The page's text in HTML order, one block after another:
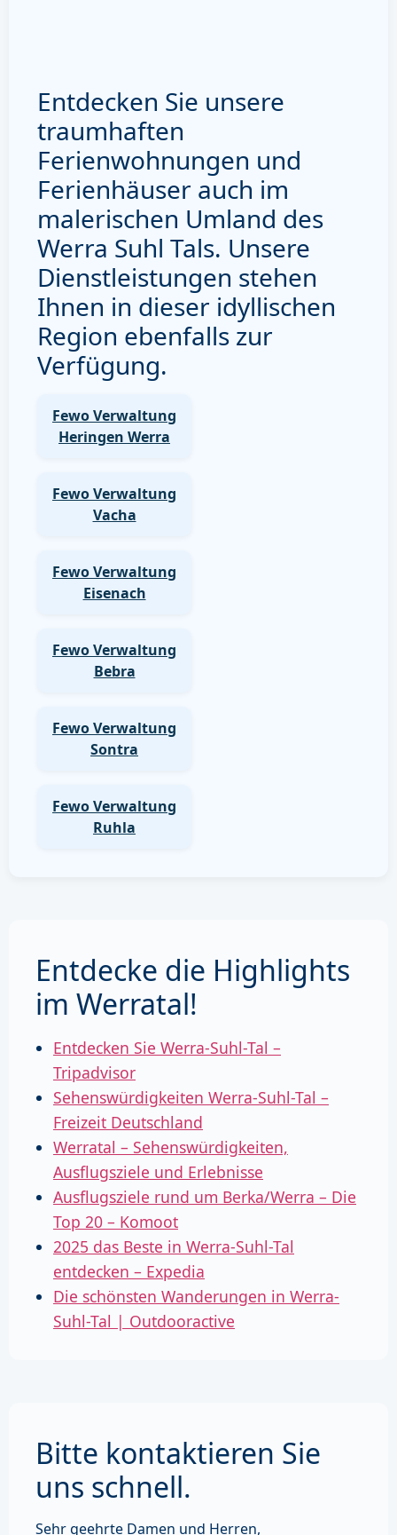
Entdecken Sie unsere
traumhaften
Ferienwohnungen und
Ferienhäuser auch im
malerischen Umland des
Werra Suhl Tals. Unsere
Dienstleistungen stehen
Ihnen in dieser idyllischen
Region ebenfalls zur
Verfügung.
Fewo Verwaltung
Heringen Werra
Fewo Verwaltung
Vacha
Fewo Verwaltung
Eisenach
Fewo Verwaltung
Bebra
Fewo Verwaltung
Sontra
Fewo Verwaltung
Ruhla
Entdecke die Highlights
im Werratal!
Entdecken Sie Werra-Suhl-Tal –
Tripadvisor
Sehenswürdigkeiten Werra-Suhl-Tal –
Freizeit Deutschland
Werratal – Sehenswürdigkeiten,
Ausflugsziele und Erlebnisse
Ausflugsziele rund um Berka/Werra – Die
Top 20 – Komoot
2025 das Beste in Werra-Suhl-Tal
entdecken – Expedia
Die schönsten Wanderungen in Werra-
Suhl-Tal | Outdooractive
Bitte kontaktieren Sie
uns schnell.
Sehr geehrte Damen und Herren,